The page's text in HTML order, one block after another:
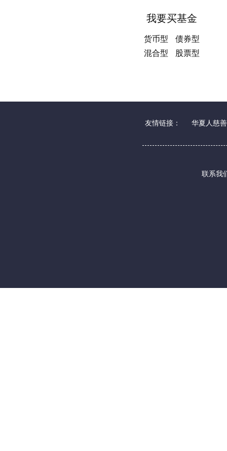
我要买基金
货币型
债券型
混合型
股票型
友情链接： 华夏人慈
联系我